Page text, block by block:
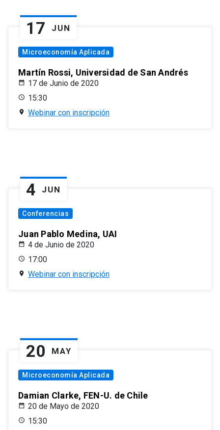
17 JUN
Microeconomía Aplicada
Martín Rossi, Universidad de San Andrés
17 de Junio de 2020
15:30
Webinar con inscripción
4 JUN
Conferencias
Juan Pablo Medina, UAI
4 de Junio de 2020
17:00
Webinar con inscripción
20 MAY
Microeconomía Aplicada
Damian Clarke, FEN-U. de Chile
20 de Mayo de 2020
15:30